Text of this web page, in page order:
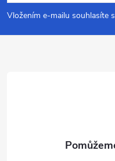
p
a
Vložením e-mailu souhlasíte s